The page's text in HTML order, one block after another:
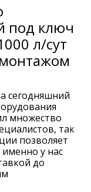
под ключ
л/сут
сегодняшний
множество
так
позволяет
у нас
до